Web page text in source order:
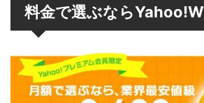
料金で選ぶなら